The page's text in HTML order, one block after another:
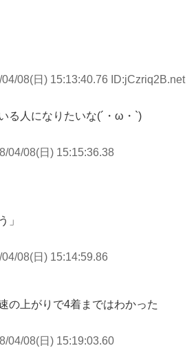
04/08(日) 15:13:40.76 ID:jCzriq2B.net
る人になりたいな(´・ω・`)
04/08(日) 15:15:36.38
」
08(日) 15:14:59.86
の上がりで4着まではわかった
04/08(日) 15:19:03.60